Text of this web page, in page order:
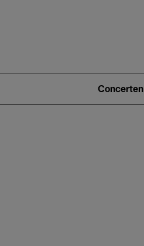
2)
Concerten